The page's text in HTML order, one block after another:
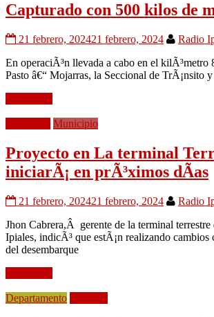
Capturado con 500 kilos de
21 febrero, 202421 febrero, 2024
Radio
En operaciÃ³n llevada a cabo en el kilÃ³metro
Pasto â€“ Mojarras, la Seccional de TrÃ¡nsito y
Municipio
Proyecto en La terminal
iniciarÃ¡ en prÃ³ximos dÃ­as
21 febrero, 202421 febrero, 2024
Radio
Jhon Cabrera,Â gerente de la terminal terrestre
Ipiales, indicÃ³ que estÃ¡n realizando cambios
del desembarque
Departamento